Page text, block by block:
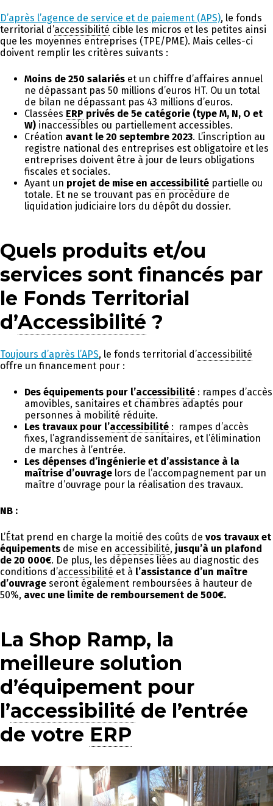
D’après l’agence de service et de paiement (APS), le fonds
territorial d’accessibilité cible les micros et les petites ainsi
que les moyennes entreprises (TPE/PME). Mais celles-ci
doivent remplir les critères suivants :
Moins de 250 salariés et un chiffre d’affaires annuel
ne dépassant pas 50 millions d’euros HT. Ou un total
de bilan ne dépassant pas 43 millions d’euros.
Classées ERP privés de 5e catégorie (type M, N, O et
W) inaccessibles ou partiellement accessibles.
Création avant le 20 septembre 2023. L’inscription au
registre national des entreprises est obligatoire et les
entreprises doivent être à jour de leurs obligations
fiscales et sociales.
Ayant un projet de mise en accessibilité partielle ou
totale. Et ne se trouvant pas en procédure de
liquidation judiciaire lors du dépôt du dossier.
Quels produits et/ou
services sont financés par
le Fonds Territorial
d’Accessibilité ?
Toujours d’après l’APS, le fonds territorial d’accessibilité
offre un financement pour :
Des équipements pour l’accessibilité : rampes d’accès
amovibles, sanitaires et chambres adaptés pour
personnes à mobilité réduite.
Les travaux pour l’accessibilité : rampes d’accès
fixes, l’agrandissement de sanitaires, et l’élimination
de marches à l’entrée.
Les dépenses d’ingénierie et d’assistance à la
maîtrise d’ouvrage lors de l’accompagnement par un
maître d’ouvrage pour la réalisation des travaux.
NB :
L’État prend en charge la moitié des coûts de vos travaux et
équipements de mise en accessibilité, jusqu’à un plafond
de 20 000€. De plus, les dépenses liées au diagnostic des
conditions d’accessibilité et à l’assistance d’un maître
d’ouvrage seront également remboursées à hauteur de
50%, avec une limite de remboursement de 500€.
La Shop Ramp, la
meilleure solution
d’équipement pour
l’accessibilité de l’entrée
de votre ERP